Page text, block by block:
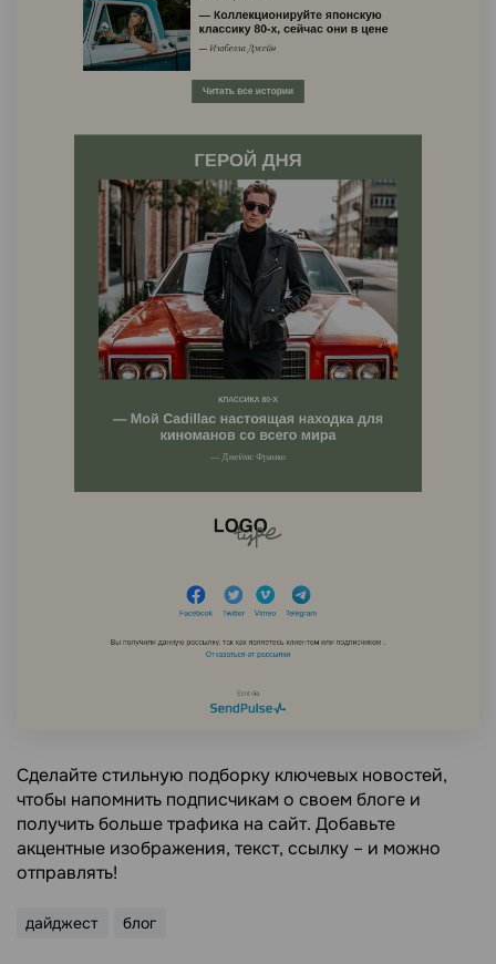
Сделайте стильную подборку ключевых новостей,
чтобы напомнить подписчикам о своем блоге и
получить больше трафика на сайт. Добавьте
акцентные изображения, текст, ссылку – и можно
отправлять!
дайджест блог